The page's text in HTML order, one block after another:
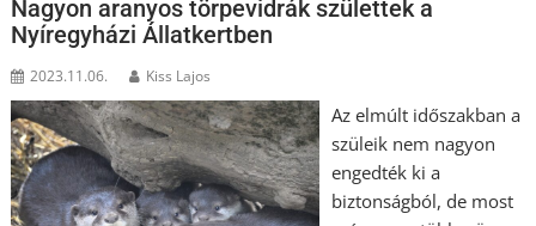
Nagyon aranyos törpevidrák születtek a
Nyíregyházi Állatkertben
2023.11.06. Kiss Lajos
Az elmúlt időszakban a
szüleik nem nagyon
engedték ki a
biztonságból, de most